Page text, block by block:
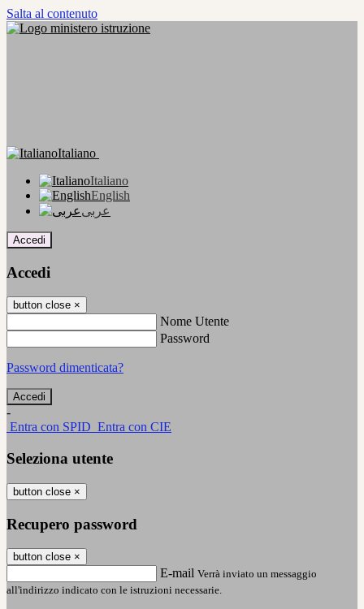
Salta al contenuto
Italiano
Italiano
English
عربى
Accedi
Accedi
button close ×
Nome Utente
Password
Password dimenticata?
-
Entra con SPID Entra con CIE
Seleziona utente
button close ×
Recupero password
button close ×
E-mail Verrà inviato un messaggio
all'indirizzo indicato con le istruzioni necessarie.